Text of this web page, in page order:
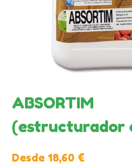
ABSORTIM
(estructurador
Desde 18,60 €